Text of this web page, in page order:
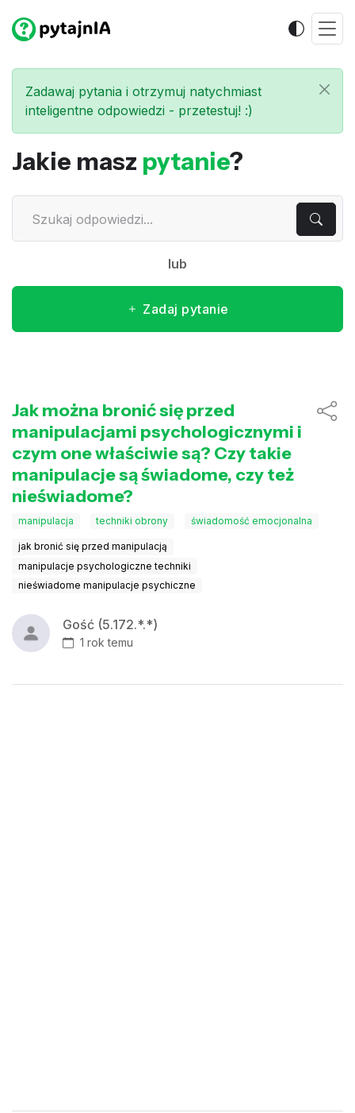
Zadawaj pytania i otrzymuj natychmiast
inteligentne odpowiedzi - przetestuj! :)
Jakie masz pytanie?
lub
Zadaj pytanie
Jak można bronić się przed
manipulacjami psychologicznymi i
czym one właściwie są? Czy takie
manipulacje są świadome, czy też
nieświadome?
manipulacja techniki obrony świadomość emocjonalna
jak bronić się przed manipulacją
manipulacje psychologiczne techniki
nieświadome manipulacje psychiczne
Gość (5.172.*.*)
1 rok temu